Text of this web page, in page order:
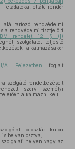
feladatokat ellátó rendőr
tartozó rendvédelmi
a rendvédelmi tisztjelölti
rendelet 12. § (1)
szolgálatot teljesítő
alkalmazásakor
A. Fejezetben
foglalt
szolgáló rendelkezéseit
szerv személyi
alkalmazni kell.
beosztás, külön
be van osztva,
helyen vagy az